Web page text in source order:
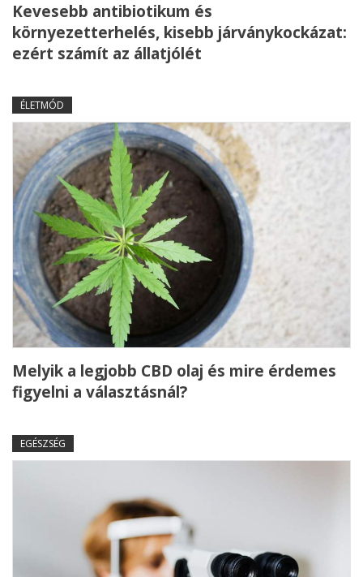
Kevesebb antibiotikum és
környezetterhelés, kisebb járványkockázat:
ezért számít az állatjólét
ÉLETMÓD
Melyik a legjobb CBD olaj és mire érdemes
figyelni a választásnál?
EGÉSZSÉG